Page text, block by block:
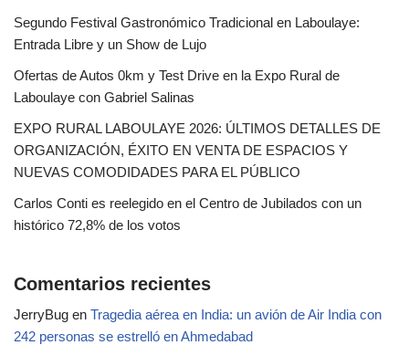
Segundo Festival Gastronómico Tradicional en Laboulaye:
Entrada Libre y un Show de Lujo
Ofertas de Autos 0km y Test Drive en la Expo Rural de
Laboulaye con Gabriel Salinas
EXPO RURAL LABOULAYE 2026: ÚLTIMOS DETALLES DE
ORGANIZACIÓN, ÉXITO EN VENTA DE ESPACIOS Y
NUEVAS COMODIDADES PARA EL PÚBLICO
Carlos Conti es reelegido en el Centro de Jubilados con un
histórico 72,8% de los votos
Comentarios recientes
JerryBug en Tragedia aérea en India: un avión de Air India con
242 personas se estrelló en Ahmedabad